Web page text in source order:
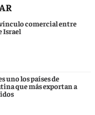
vínculo comercial entre
Israel
uno los países de
que más exportan a